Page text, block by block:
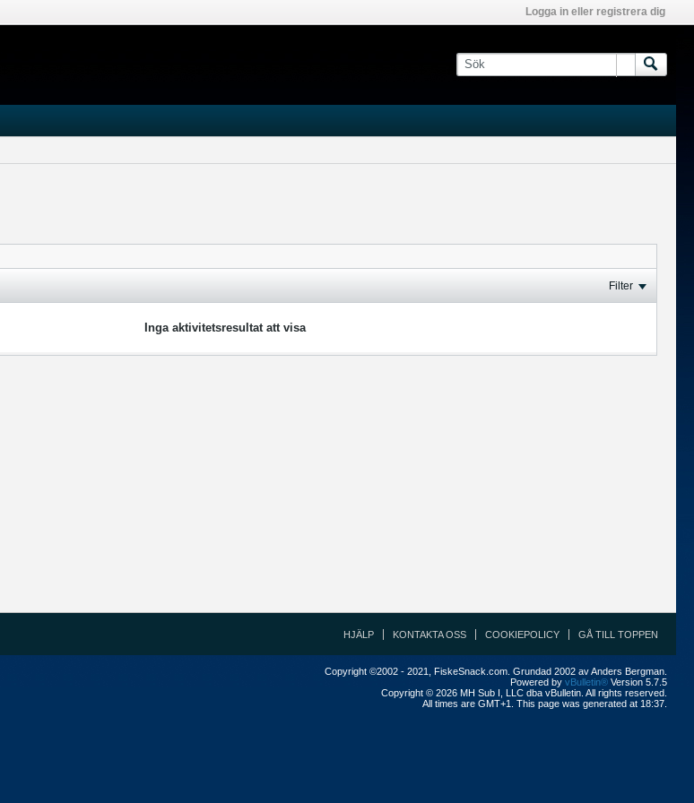
Logga in eller registrera dig
Filter
Inga aktivitetsresultat att visa
HJÄLP KONTAKTA OSS COOKIEPOLICY GÅ TILL TOPPEN
Copyright ©2002 - 2021, FiskeSnack.com. Grundad 2002 av Anders Bergman.
Powered by vBulletin® Version 5.7.5
Copyright © 2026 MH Sub I, LLC dba vBulletin. All rights reserved.
All times are GMT+1. This page was generated at 18:37.